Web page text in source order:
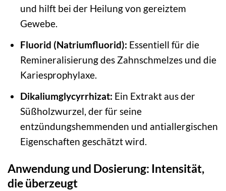
und hilft bei der Heilung von gereiztem
Gewebe.
Fluorid (Natriumfluorid): Essentiell für die
Remineralisierung des Zahnschmelzes und die
Kariesprophylaxe.
Dikaliumglycyrrhizat: Ein Extrakt aus der
Süßholzwurzel, der für seine
entzündungshemmenden und antiallergischen
Eigenschaften geschätzt wird.
Anwendung und Dosierung: Intensität,
die überzeugt